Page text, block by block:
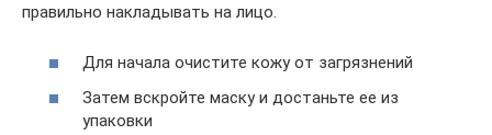
правильно накладывать на лицо.
Для начала очистите кожу от загрязнений
Затем вскройте маску и достаньте ее из
упаковки